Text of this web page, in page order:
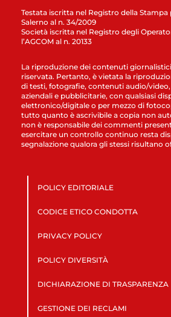
Testata iscritta nel Registro della Stampa
Salerno al n. 34/2009
Società iscritta nel Registro degli
l’AGCOM al n. 20133
La riproduzione dei contenuti giornalistici
riservata. Pertanto, è vietata la
di testi, fotografie, contenuti audio/
aziendali e pubblicitarie, con qualsiasi
elettronico/digitale o per mezzo di
tutto quanto è ascrivibile a copia non
non è responsabile dei commenti
esercitare un controllo continuo resta
segnalazione qualora gli stessi risultano
POLICY EDITORIALE
CODICE ETICO CONDOTTA
PRIVACY POLICY
POLICY DIVERSITÀ
DICHIARAZIONE DI TRASPARENZA
GESTIONE DEI RECLAMI